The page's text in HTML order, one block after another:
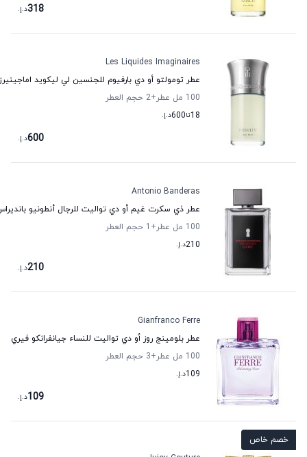
318د.إ.
Les Liquides Imaginaires
عطر تومولتو أو دي بارفيوم للجنسين لي ليكويد
100 مل عطر
+2
حجم العطر
18تا600د.إ.
600د.إ.
Antonio Banderas
عطر ذي سكرت غيم أو دي تواليت للرجال أنطونيو
100 مل عطر
+1
حجم العطر
210د.إ.
210د.إ.
Gianfranco Ferre
عطر بلومينج روز أو دي تواليت للنساء جيانفرانكو فيري
100 مل عطر
+3
حجم العطر
109د.إ.
109د.إ.
خصم خاص